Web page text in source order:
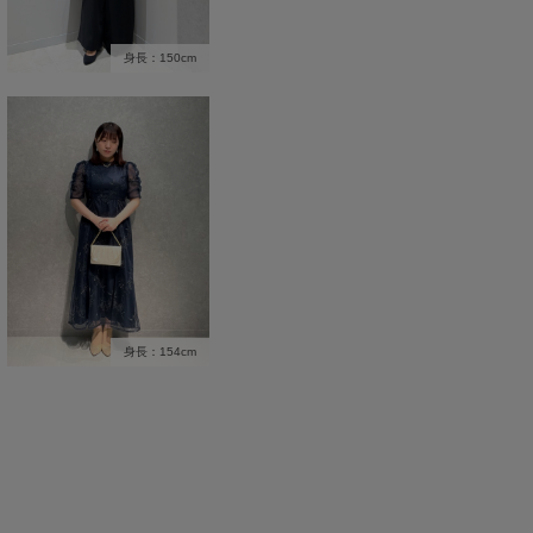
身長：150cm
身長：154cm